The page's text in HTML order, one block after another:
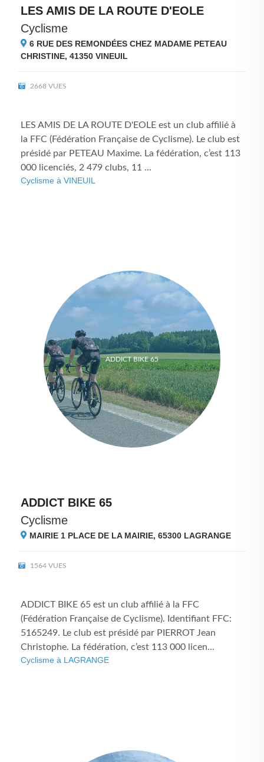
LES AMIS DE LA ROUTE D'EOLE
Cyclisme
6 RUE DES REMONDÉES CHEZ MADAME PETEAU
CHRISTINE, 41350 VINEUIL
2668 VUES
LES AMIS DE LA ROUTE D'EOLE est un club affilié à
la FFC (Fédération Française de Cyclisme). Le club est
présidé par PETEAU Maxime. La fédération, c’est 113
000 licenciés, 2 479 clubs, 11 ...
Cyclisme à VINEUIL
ADDICT BIKE 65
ADDICT BIKE 65
Cyclisme
MAIRIE 1 PLACE DE LA MAIRIE, 65300 LAGRANGE
1564 VUES
ADDICT BIKE 65 est un club affilié à la FFC
(Fédération Française de Cyclisme). Identifiant FFC:
5165249. Le club est présidé par PIERROT Jean
Christophe. La fédération, c’est 113 000 licen...
Cyclisme à LAGRANGE